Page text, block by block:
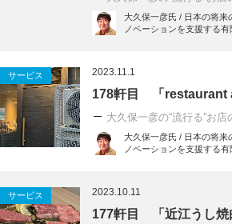
大久保一彦氏 / 日本の将来
ノベーションを支援する
サービス 2023.11.1
178軒目 「restaurant
大久保一彦の“流行る”お店
大久保一彦氏 / 日本の将来
ノベーションを支援する
サービス 2023.10.11
177軒目 「近江うし焼